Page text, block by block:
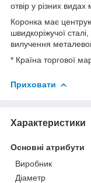
отвір у різних видах
Коронка має
швидкоріжучої
вилучення
* Країна торгової
Приховати
Характеристики
Основні атрибути
Виробник
Діаметр